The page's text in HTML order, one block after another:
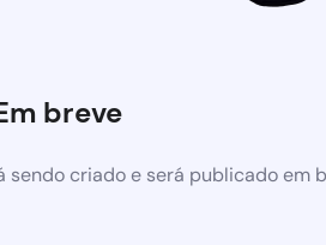
breve
sendo criado e será publicado em